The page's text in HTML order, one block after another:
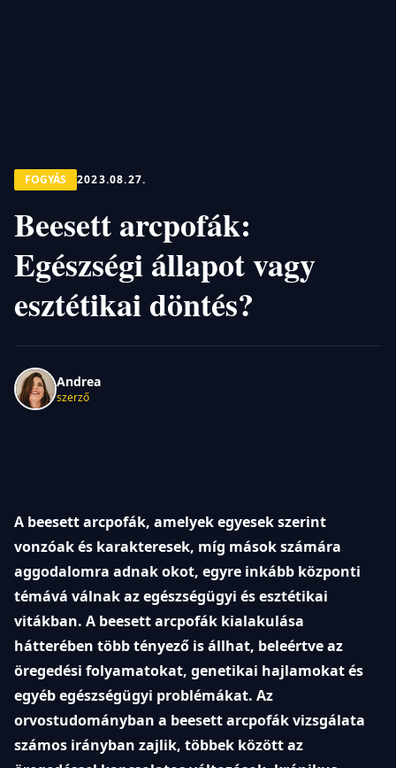
FOGYÁS 2023.08.27.
Beesett arcpofák:
Egészségi állapot vagy
esztétikai döntés?
Andrea
szerző
A beesett arcpofák, amelyek egyesek szerint
vonzóak és karakteresek, míg mások számára
aggodalomra adnak okot, egyre inkább központi
témává válnak az egészségügyi és esztétikai
vitákban. A beesett arcpofák kialakulása
hátterében több tényező is állhat, beleértve az
öregedési folyamatokat, genetikai hajlamokat és
egyéb egészségügyi problémákat. Az
orvostudományban a beesett arcpofák vizsgálata
számos irányban zajlik, többek között az